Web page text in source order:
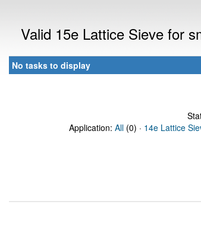
Valid 15e Lattice Sieve for
No tasks to display
Application: All (0) · 14e Lattice